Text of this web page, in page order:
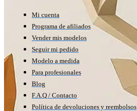
Mi cuenta
Programa de afiliados
Vender mis modelos
Seguir mi pedido
Modelo a medida
Para profesionales
Blog
F.A.Q / Contacto
Política de devoluciones y reembolsos